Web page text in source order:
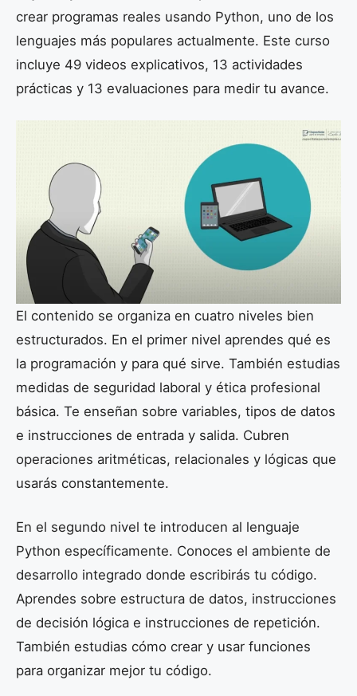
crear programas reales usando Python, uno de los
lenguajes más populares actualmente. Este curso
incluye 49 videos explicativos, 13 actividades
prácticas y 13 evaluaciones para medir tu avance.
El contenido se organiza en cuatro niveles bien
estructurados. En el primer nivel aprendes qué es
la programación y para qué sirve. También estudias
medidas de seguridad laboral y ética profesional
básica. Te enseñan sobre variables, tipos de datos
e instrucciones de entrada y salida. Cubren
operaciones aritméticas, relacionales y lógicas que
usarás constantemente.
En el segundo nivel te introducen al lenguaje
Python específicamente. Conoces el ambiente de
desarrollo integrado donde escribirás tu código.
Aprendes sobre estructura de datos, instrucciones
de decisión lógica e instrucciones de repetición.
También estudias cómo crear y usar funciones
para organizar mejor tu código.